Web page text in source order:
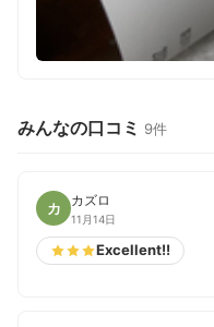
みんなの口コミ 9件
カ カズロ
11月14日
Excellent!!